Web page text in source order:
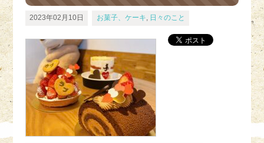
2023年02月10日 お菓子、ケーキ, 日々のこと